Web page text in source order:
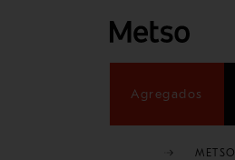
Agregados
METSO